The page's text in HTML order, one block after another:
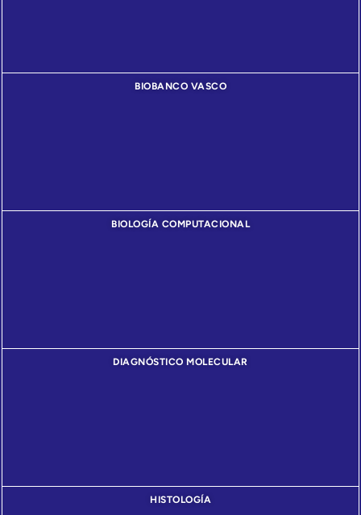
BIOBANCO VASCO
BIOLOGÍA COMPUTACIONAL
DIAGNÓSTICO MOLECULAR
HISTOLOGÍA